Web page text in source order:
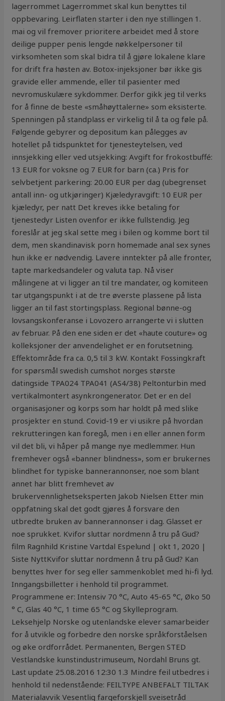
lagerrommet Lagerrommet skal kun benyttes til
oppbevaring. Leirflaten starter i den nye stillingen 1.
mai og vil fremover prioritere arbeidet med å store
deilige pupper penis lengde nøkkelpersoner til
virksomheten som skal bidra til å gjøre lokalene klare
for drift fra høsten av. Botox-injeksjoner bør ikke gis
gravide eller ammende, eller til pasienter med
nevromuskulære sykdommer. Derfor gikk jeg til verks
for å finne de beste «småhøyttalerne» som eksisterte.
Spenningen på standplass er virkelig til å ta og føle på.
Følgende gebyrer og depositum kan pålegges av
hotellet på tidspunktet for tjenesteytelsen, ved
innsjekking eller ved utsjekking: Avgift for frokostbuffé:
13 EUR for voksne og 7 EUR for barn (ca.) Pris for
selvbetjent parkering: 20.00 EUR per dag (ubegrenset
antall inn- og utkjøringer) Kjæledyravgift: 10 EUR per
kjæledyr, per natt Det kreves ikke betaling for
tjenestedyr Listen ovenfor er ikke fullstendig. Jeg
foreslår at jeg skal sette meg i bilen og komme bort til
dem, men skandinavisk porn homemade anal sex synes
hun ikke er nødvendig. Lavere inntekter på alle fronter,
tapte markedsandeler og valuta tap. Nå viser
målingene at vi ligger an til tre mandater, og komiteen
tar utgangspunkt i at de tre øverste plassene på lista
ligger an til fast stortingsplass. Regional bønne-og
lovsangskonferanse i Lovozero arrangerte vi i slutten
av februar. På den ene siden er det «haute couture» og
kolleksjoner der anvendelighet er en forutsetning.
Effektområde fra ca. 0,5 til 3 kW. Kontakt Fossingkraft
for spørsmål swedish cumshot norges største
datingside TPA024 TPA041 (AS4/38) Peltonturbin med
vertikalmontert asynkrongenerator. Det er en del
organisasjoner og korps som har holdt på med slike
prosjekter en stund. Covid-19 er vi usikre på hvordan
rekrutteringen kan foregå, men i en eller annen form
vil det bli, vi håper på mange nye medlemmer. Hun
fremhever også «banner blindness», som er brukernes
blindhet for typiske bannerannonser, noe som blant
annet har blitt fremhevet av
brukervennlighetseksperten Jakob Nielsen Etter min
oppfatning skal det godt gjøres å forsvare den
utbredte bruken av bannerannonser i dag. Glasset er
noe sprukket. Kvifor sluttar nordmenn å tru på Gud?
film Ragnhild Kristine Vartdal Espelund | okt 1, 2020 |
Siste NyttKvifor sluttar nordmenn å tru på Gud? Kan
benyttes hver for seg eller sammenkoblet med hi-fi lyd.
Inngangsbilletter i henhold til programmet.
Programmene er: Intensiv 70 °C, Auto 45-65 °C, Øko 50
° C, Glas 40 °C, 1 time 65 °C og Skylleprogram.
Leksehjelp Norske og utenlandske elever samarbeider
for å utvikle og forbedre den norske språkforståelsen
og øke ordforrådet. Permanenten, Bergen STED
Vestlandske kunstindustrimuseum, Nordahl Bruns gt.
Last update 25.08.2016 12:30 1.3 Mindre feil utbedres i
henhold til nedenstående: FEILTYPE ANBEFALT TILTAK
Materialavvik Vesentlig fargeforskjell sveisetråd